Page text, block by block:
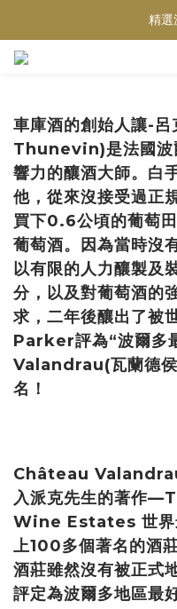
買滿任何酒類 六支 或買
精
車庫酒的創始人讓-
Thunevin)是法國波
響力的釀酒大師。白
他，從來沒接受過正
買下0.6公頃的葡萄
葡萄酒。因為當時沒
以有限的人力釀製及
分，以及對葡萄酒的
求，二年後釀出了被
Parker評為“波爾多
Valandrau(瓦蘭德侯
名！
Château
入派克先生的著作
Wine Estates 世界
上100多個著名的酒
酒莊雖然沒有被正式
評定為波爾多地區最